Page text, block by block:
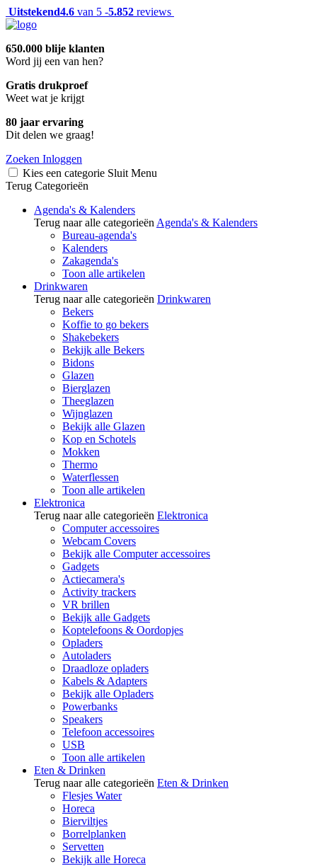
Uitstekend4.6 van 5 -5.852 reviews
650.000 blije klanten
Word jij een van hen?
Gratis drukproef
Weet wat je krijgt
80 jaar ervaring
Dit delen we graag!
Zoeken Inloggen
Kies een categorie Sluit Menu
Terug Categorieën
Agenda's & Kalenders
Terug naar alle categorieën Agenda's & Kalenders
Bureau-agenda's
Kalenders
Zakagenda's
Toon alle artikelen
Drinkwaren
Terug naar alle categorieën Drinkwaren
Bekers
Koffie to go bekers
Shakebekers
Bekijk alle Bekers
Bidons
Glazen
Bierglazen
Theeglazen
Wijnglazen
Bekijk alle Glazen
Kop en Schotels
Mokken
Thermo
Waterflessen
Toon alle artikelen
Elektronica
Terug naar alle categorieën Elektronica
Computer accessoires
Webcam Covers
Bekijk alle Computer accessoires
Gadgets
Actiecamera's
Activity trackers
VR brillen
Bekijk alle Gadgets
Koptelefoons & Oordopjes
Opladers
Autoladers
Draadloze opladers
Kabels & Adapters
Bekijk alle Opladers
Powerbanks
Speakers
Telefoon accessoires
USB
Toon alle artikelen
Eten & Drinken
Terug naar alle categorieën Eten & Drinken
Flesjes Water
Horeca
Bierviltjes
Borrelplanken
Servetten
Bekijk alle Horeca